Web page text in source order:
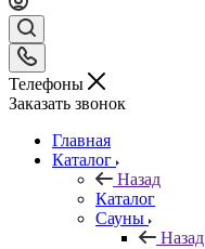
Телефоны
Заказать звонок
Главная
Каталог
Назад
Каталог
Сауны
Назад